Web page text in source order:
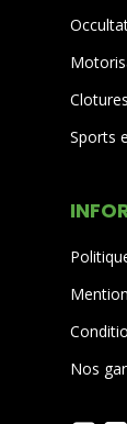
Sports
Nos